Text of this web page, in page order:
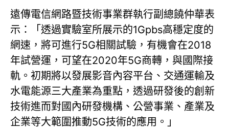
遠傳電信網路暨技術事業群執行副總饒仲華表
示：「透過實驗室所展示的1Gpbs高穩定度的
網速，將可進行5G相關試驗，有機會在2018
年試營運，可望在2020年5G商轉，與國際接
軌。初期將以發展影音內容平台、交通運輸及
水電能源三大產業為重點，透過研發後的創新
技術進而對國內研發機構、公營事業、產業及
企業等大範圍推動5G技術的應用。」